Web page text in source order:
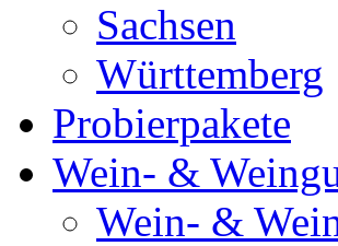
Sachsen
Württemberg
Probierpakete
Wein- &
Wein- &